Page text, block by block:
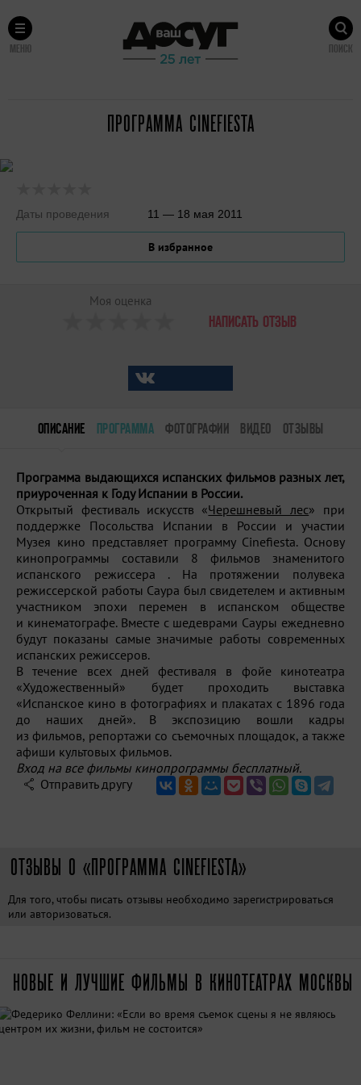
МЕНЮ ПОИСК
ПРОГРАММА CINEFIESTA
Даты проведения 11 — 18 мая 2011
В избранное
Моя оценка
НАПИСАТЬ ОТЗЫВ
ОПИСАНИЕ ПРОГРАММА ФОТОГРАФИИ ВИДЕО ОТЗЫВЫ
Программа выдающихся испанских фильмов разных лет,
приуроченная к Году Испании в России.
Открытый фестиваль искусств «Черешневый лес» при
поддержке Посольства Испании в России и участии
Музея кино представляет программу Cinefiesta. Основу
кинопрограммы составили 8 фильмов знаменитого
испанского режиссера . На протяжении полувека
режиссерской работы Саура был свидетелем и активным
участником эпохи перемен в испанском обществе
и кинематографе. Вместе с шедеврами Сауры ежедневно
будут показаны самые значимые работы современных
испанских режиссеров.
В течение всех дней фестиваля в фойе кинотеатра
«Художественный» будет проходить выставка
«Испанское кино в фотографиях и плакатах с 1896 года
до наших дней». В экспозицию вошли кадры
из фильмов, репортажи со съемочных площадок, а также
афиши культовых фильмов.
Вход на все фильмы кинопрограммы бесплатный.
Отправить другу
ОТЗЫВЫ О «ПРОГРАММА CINEFIESTA»
Для того, чтобы писать отзывы необходимо зарегистрироваться
или авторизоваться.
НОВЫЕ И ЛУЧШИЕ ФИЛЬМЫ В КИНОТЕАТРАХ МОСКВЫ